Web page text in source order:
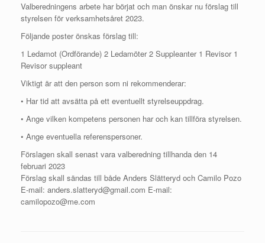
Valberedningens arbete har börjat och man önskar nu förslag till
styrelsen för verksamhetsåret 2023.
Följande poster önskas förslag till:
1 Ledamot (Ordförande) 2 Ledamöter 2 Suppleanter 1 Revisor 1
Revisor suppleant
Viktigt är att den person som ni rekommenderar:
• Har tid att avsätta på ett eventuellt styrelseuppdrag.
• Ange vilken kompetens personen har och kan tillföra styrelsen.
• Ange eventuella referenspersoner.
Förslagen skall senast vara valberedning tillhanda den 14
februari 2023
Förslag skall sändas till både Anders Slätteryd och Camilo Pozo
E-mail: anders.slatteryd@gmail.com E-mail:
camilopozo@me.com